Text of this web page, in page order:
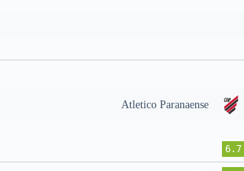
Atletico Paranaense
6.7